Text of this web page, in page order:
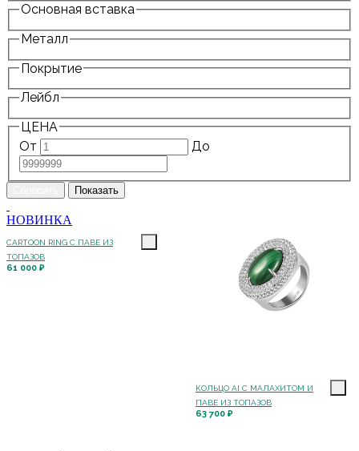
Основная вставка
Металл
Покрытие
Лейбл
ЦЕНА
От
До
НОВИНКА
CARTOON RING С ПАВЕ ИЗ
ТОПАЗОВ
61 000 ₽
КОЛЬЦО AI С МАЛАХИТОМ И
ПАВЕ ИЗ ТОПАЗОВ
63 700 ₽